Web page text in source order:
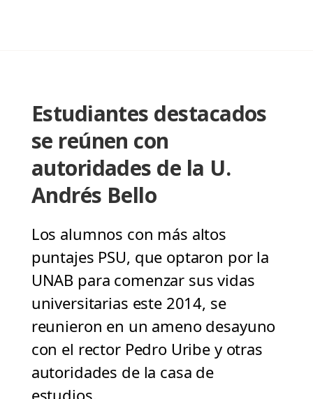
Estudiantes destacados
se reúnen con
autoridades de la U.
Andrés Bello
Los alumnos con más altos
puntajes PSU, que optaron por la
UNAB para comenzar sus vidas
universitarias este 2014, se
reunieron en un ameno desayuno
con el rector Pedro Uribe y otras
autoridades de la casa de